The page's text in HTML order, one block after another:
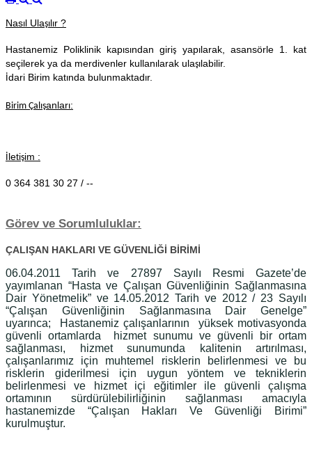
Nasıl Ulaşılır ?
Hastanemiz Poliklinik kapısından giriş yapılarak, asansörle 1. kat
seçilerek ya da merdivenler kullanılarak ulaşılabilir.
İdari Birim katında bulunmaktadır.
Birim Çalışanları:
İletişim :
0 364 381 30 27 / --
Görev ve Sorumluluklar:
ÇALIŞAN HAKLARI VE GÜVENLİĞİ BİRİMİ
06.04.2011 Tarih ve 27897 Sayılı Resmi Gazete’de
yayımlanan “Hasta ve Çalışan Güvenliğinin Sağlanmasına
Dair Yönetmelik” ve 14.05.2012 Tarih ve 2012 / 23 Sayılı
“Çalışan Güvenliğinin Sağlanmasına Dair Genelge”
uyarınca; Hastanemiz çalışanlarının yüksek motivasyonda
güvenli ortamlarda hizmet sunumu ve güvenli bir ortam
sağlanması, hizmet sunumunda kalitenin artırılması,
çalışanlarımız için muhtemel risklerin belirlenmesi ve bu
risklerin giderilmesi için uygun yöntem ve tekniklerin
belirlenmesi ve hizmet içi eğitimler ile güvenli çalışma
ortamının sürdürülebilirliğinin sağlanması amacıyla
hastanemizde “Çalışan Hakları Ve Güvenliği Birimi”
kurulmuştur.